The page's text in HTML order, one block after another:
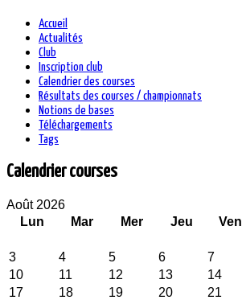
Accueil
Actualités
Club
Inscription club
Calendrier des courses
Résultats des courses / championnats
Notions de bases
Téléchargements
Tags
Calendrier courses
Août 2026
Lun
Mar Mer Jeu Ven
3
4 5 6 7
10
11 12 13 14
17
18 19 20 21